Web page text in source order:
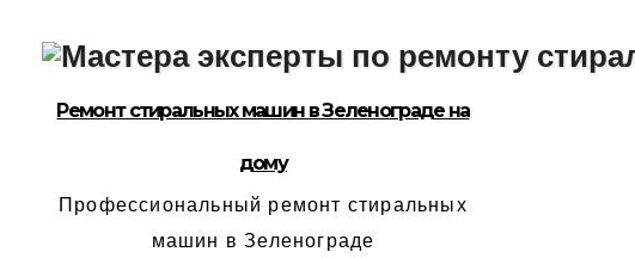
Ремонт стиральных машин в Зеленограде на
дому
Профессиональный ремонт стиральных
машин в Зеленограде